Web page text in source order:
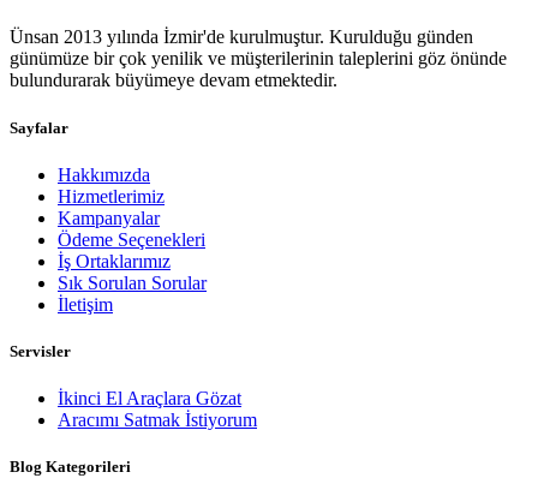
Ünsan 2013 yılında İzmir'de kurulmuştur. Kurulduğu günden
günümüze bir çok yenilik ve müşterilerinin taleplerini göz önünde
bulundurarak büyümeye devam etmektedir.
Sayfalar
Hakkımızda
Hizmetlerimiz
Kampanyalar
Ödeme Seçenekleri
İş Ortaklarımız
Sık Sorulan Sorular
İletişim
Servisler
İkinci El Araçlara Gözat
Aracımı Satmak İstiyorum
Blog Kategorileri